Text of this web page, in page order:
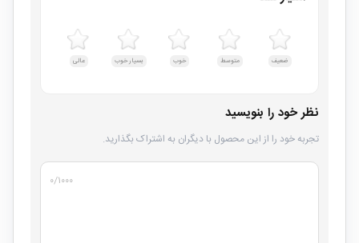
ضعیف متوسط خوب بسیار خوب عالی
نظر خود را بنویسید
تجربه خود را از این محصول با دیگران به اشتراک بگذارید.
۰/۱۰۰۰